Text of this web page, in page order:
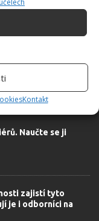
Kontakt
dnes
Naučte se ji
zajistí tyto
je i odborníci na